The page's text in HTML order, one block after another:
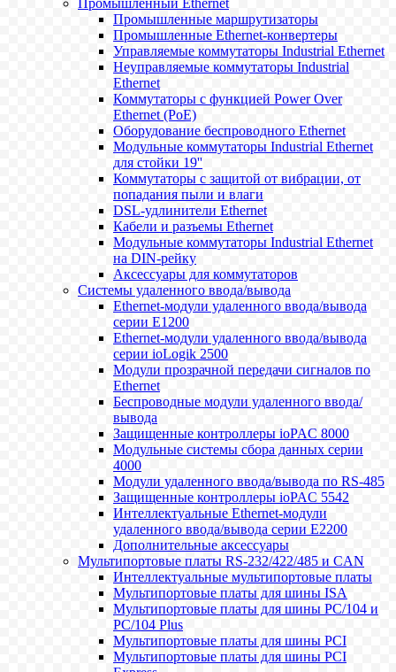
Промышленный Ethernet
Промышленные маршрутизаторы
Промышленные Ethernet-конвертеры
Управляемые коммутаторы Industrial Ethernet
Неуправляемые коммутаторы Industrial
Ethernet
Коммутаторы с функцией Power Over
Ethernet (PoE)
Оборудование беспроводного Ethernet
Модульные коммутаторы Industrial Ethernet
для стойки 19''
Коммутаторы с защитой от вибрации, от
попадания пыли и влаги
DSL-удлинители Ethernet
Кабели и разъемы Ethernet
Модульные коммутаторы Industrial Ethernet
на DIN-рейку
Аксессуары для коммутаторов
Системы удаленного ввода/вывода
Ethernet-модули удаленного ввода/вывода
серии E1200
Ethernet-модули удаленного ввода/вывода
серии ioLogik 2500
Модули прозрачной передачи сигналов по
Ethernet
Беспроводные модули удаленного ввода/
вывода
Защищенные контроллеры ioPAC 8000
Модульные системы сбора данных серии
4000
Модули удаленного ввода/вывода по RS-485
Защищенные контроллеры ioPAC 5542
Интеллектуальные Ethernet-модули
удаленного ввода/вывода серии E2200
Дополнительные аксессуары
Мультипортовые платы RS-232/422/485 и CAN
Интеллектуальные мультипортовые платы
Мультипортовые платы для шины ISA
Мультипортовые платы для шины PC/104 и
PC/104 Plus
Мультипортовые платы для шины PCI
Мультипортовые платы для шины PCI